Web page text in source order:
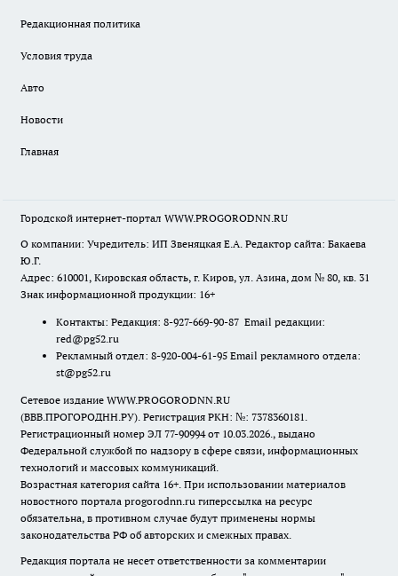
Редакционная политика
Условия труда
Авто
Новости
Главная
Городской интернет-портал WWW.PROGORODNN.RU
О компании: Учредитель: ИП Звеняцкая Е.А. Редактор сайта: Бакаева
Ю.Г.
Адрес: 610001, Кировская область, г. Киров, ул. Азина, дом № 80, кв. 31
Знак информационной продукции: 16+
Контакты: Редакция: 8-927-669-90-87 Email редакции:
red@pg52.ru
Рекламный отдел: 8-920-004-61-95 Email рекламного отдела:
st@pg52.ru
Сетевое издание WWW.PROGORODNN.RU
(ВВВ.ПРОГОРОДНН.РУ). Регистрация РКН: №: 7378360181.
Регистрационный номер ЭЛ 77-90994 от 10.03.2026., выдано
Федеральной службой по надзору в сфере связи, информационных
технологий и массовых коммуникаций.
Возрастная категория сайта 16+. При использовании материалов
новостного портала progorodnn.ru гиперссылка на ресурс
обязательна, в противном случае будут применены нормы
законодательства РФ об авторских и смежных правах.
Редакция портала не несет ответственности за комментарии